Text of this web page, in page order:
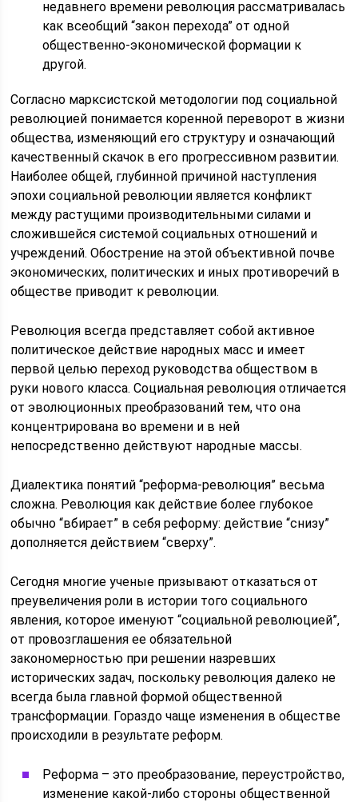
недавнего времени революция рассматривалась
как всеобщий “закон перехода” от одной
общественно-экономической формации к
другой.
Согласно марксистской методологии под социальной
революцией понимается коренной переворот в жизни
общества, изменяющий его структуру и означающий
качественный скачок в его прогрессивном развитии.
Наиболее общей, глубинной причиной наступления
эпохи социальной революции является конфликт
между растущими производительными силами и
сложившейся системой социальных отношений и
учреждений. Обострение на этой объективной почве
экономических, политических и иных противоречий в
обществе приводит к революции.
Революция всегда представляет собой активное
политическое действие народных масс и имеет
первой целью переход руководства обществом в
руки нового класса. Социальная революция отличается
от эволюционных преобразований тем, что она
концентрирована во времени и в ней
непосредственно действуют народные массы.
Диалектика понятий “реформа-революция” весьма
сложна. Революция как действие более глубокое
обычно “вбирает” в себя реформу: действие “снизу”
дополняется действием “сверху”.
Сегодня многие ученые призывают отказаться от
преувеличения роли в истории того социального
явления, которое именуют “социальной революцией”,
от провозглашения ее обязательной
закономерностью при решении назревших
исторических задач, поскольку революция далеко не
всегда была главной формой общественной
трансформации. Гораздо чаще изменения в обществе
происходили в результате реформ.
Реформа – это преобразование, переустройство,
изменение какой-либо стороны общественной